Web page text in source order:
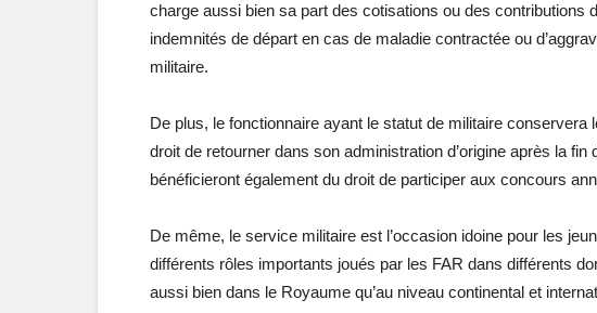
charge aussi bien sa part des cotisations ou des contributions
indemnités de départ en cas de maladie contractée ou
militaire.
De plus, le fonctionnaire ayant le statut de militaire conservera
droit de retourner dans son administration d’origine après la
bénéficieront également du droit de participer aux concours
De même, le service militaire est l’occasion idoine pour les
différents rôles importants joués par les FAR dans différents
aussi bien dans le Royaume qu’au niveau continental et